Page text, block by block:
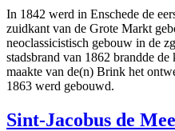
In 1842 werd in Enschede de
zuidkant van de Grote Markt
neoclassicistisch gebouw in de
stadsbrand van 1862 brandde
maakte van de(n) Brink het
1863 werd gebouwd.
Sint-Jacobus de